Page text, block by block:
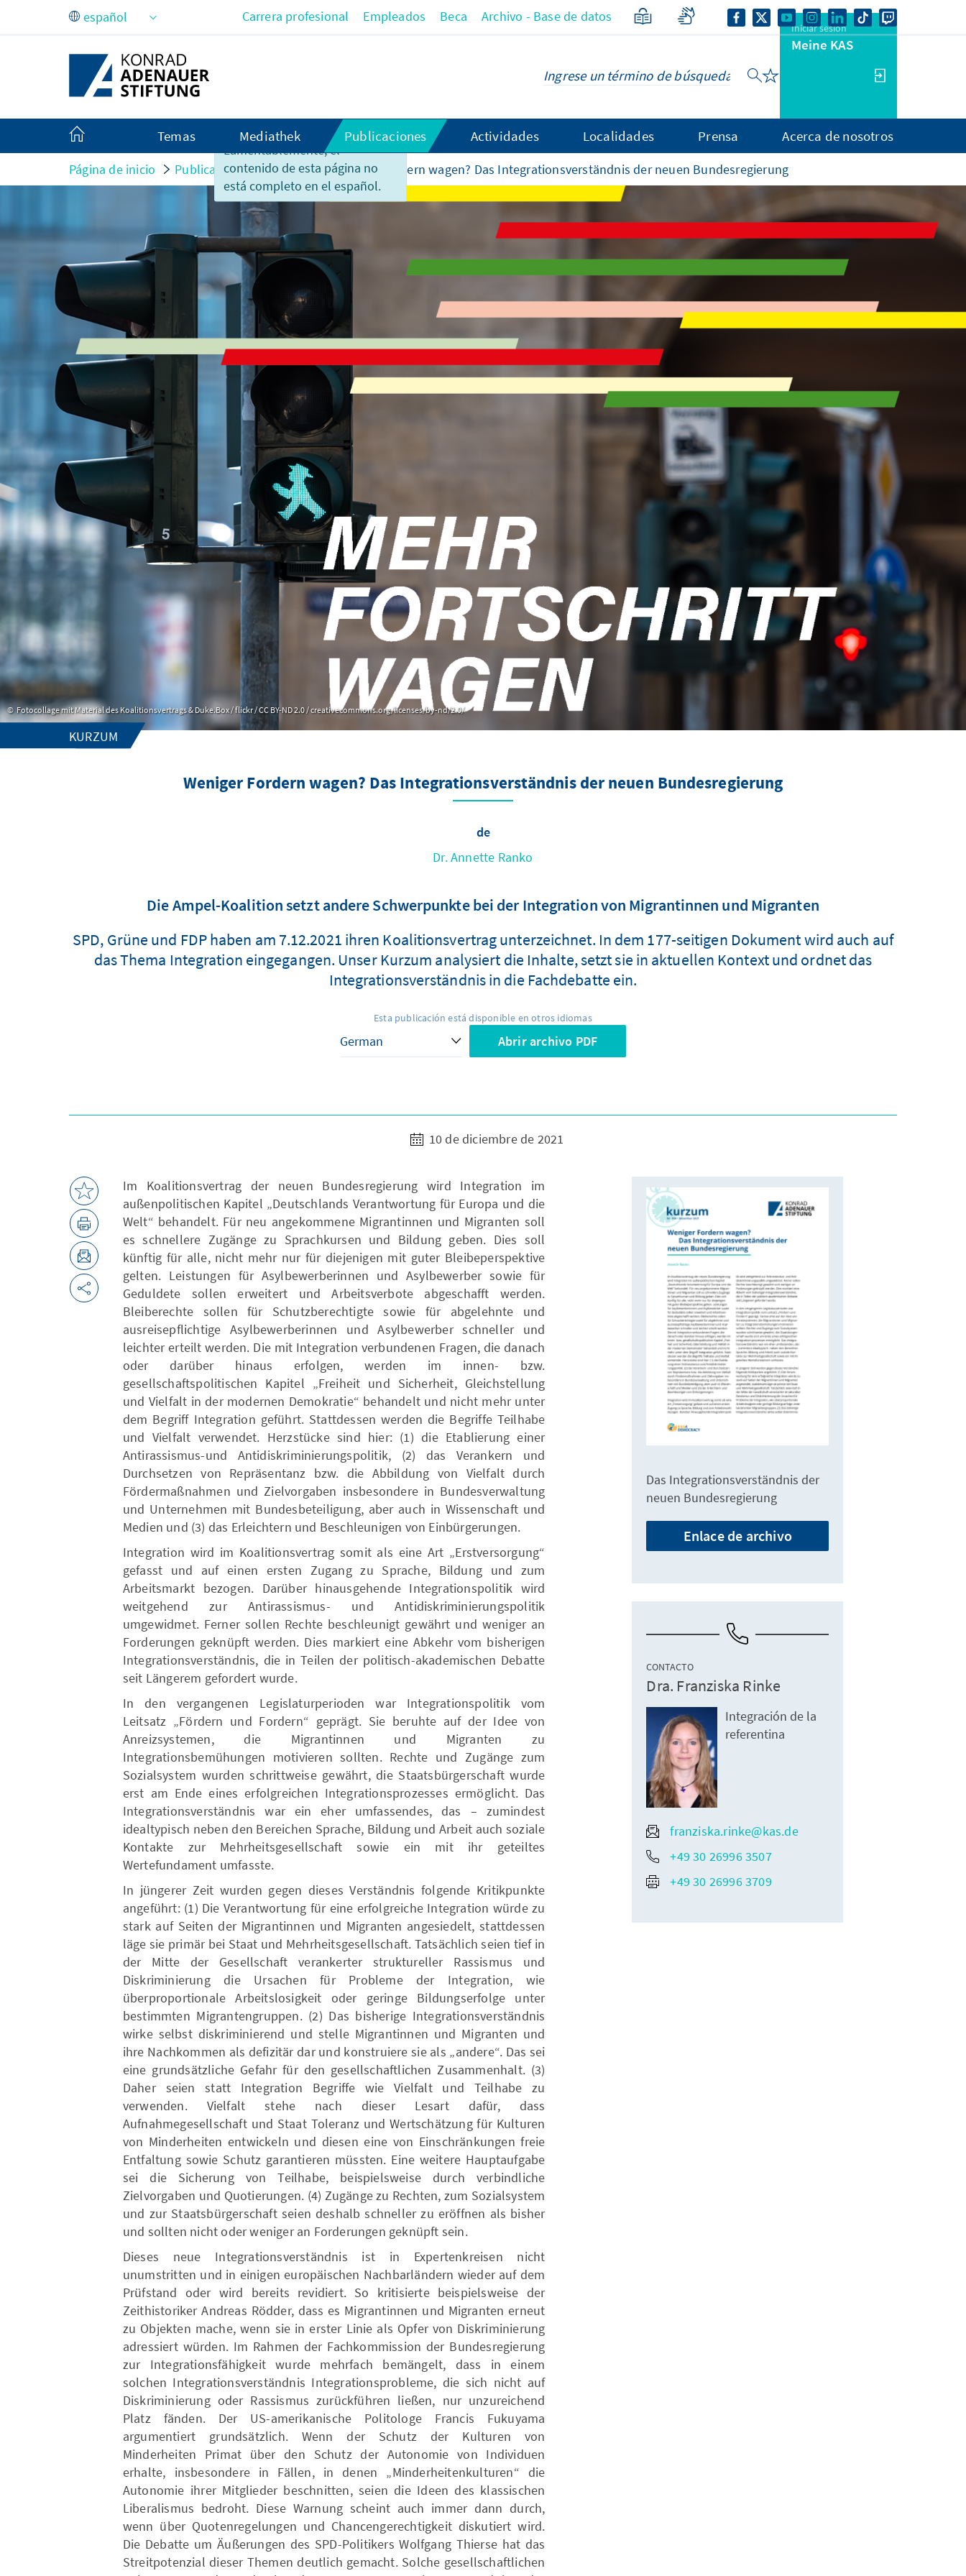
Saltar al contenido principal
Lamentablemente, el
contenido de esta página no
está completo en el español.
Carrera profesional Empleados Beca Archivo - Base de datos
Iniciar sesión
Meine KAS
Temas Mediathek Publicaciones Actividades Localidades Prensa Acerca de nosotros
Página de inicio Publicaciones kurzum Weniger Fordern wagen? Das Integrationsverständnis der neuen Bundesregierung
Fotocollage mit Material des Koalitionsvertrags & Duke.Box / flickr / CC BY-ND 2.0 / creativecommons.org/licenses/by-nd/2.0/
KURZUM
Weniger Fordern wagen? Das Integrationsverständnis der neuen Bundesregierung
de
Dr. Annette Ranko
Die Ampel-Koalition setzt andere Schwerpunkte bei der Integration von Migrantinnen und Migranten
SPD, Grüne und FDP haben am 7.12.2021 ihren Koalitionsvertrag unterzeichnet. In dem 177-seitigen Dokument wird auch auf
das Thema Integration eingegangen. Unser Kurzum analysiert die Inhalte, setzt sie in aktuellen Kontext und ordnet das
Integrationsverständnis in die Fachdebatte ein.
Esta publicación está disponible en otros idiomas
Abrir archivo PDF
10 de diciembre de 2021
Im Koalitionsvertrag der neuen Bundesregierung wird Integration im
außenpolitischen Kapitel „Deutschlands Verantwortung für Europa und die
Welt“ behandelt. Für neu angekommene Migrantinnen und Migranten soll
es schnellere Zugänge zu Sprachkursen und Bildung geben. Dies soll
künftig für alle, nicht mehr nur für diejenigen mit guter Bleibeperspektive
gelten. Leistungen für Asylbewerberinnen und Asylbewerber sowie für
Geduldete sollen erweitert und Arbeitsverbote abgeschafft werden.
Bleiberechte sollen für Schutzberechtigte sowie für abgelehnte und
ausreisepflichtige Asylbewerberinnen und Asylbewerber schneller und
leichter erteilt werden. Die mit Integration verbundenen Fragen, die danach
oder darüber hinaus erfolgen, werden im innen- bzw.
gesellschaftspolitischen Kapitel „Freiheit und Sicherheit, Gleichstellung
und Vielfalt in der modernen Demokratie“ behandelt und nicht mehr unter
dem Begriff Integration geführt. Stattdessen werden die Begriffe Teilhabe
und Vielfalt verwendet. Herzstücke sind hier: (1) die Etablierung einer
Antirassismus-und Antidiskriminierungspolitik, (2) das Verankern und
Durchsetzen von Repräsentanz bzw. die Abbildung von Vielfalt durch
Fördermaßnahmen und Zielvorgaben insbesondere in Bundesverwaltung
und Unternehmen mit Bundesbeteiligung, aber auch in Wissenschaft und
Medien und (3) das Erleichtern und Beschleunigen von Einbürgerungen.
Integration wird im Koalitionsvertrag somit als eine Art „Erstversorgung“
gefasst und auf einen ersten Zugang zu Sprache, Bildung und zum
Arbeitsmarkt bezogen. Darüber hinausgehende Integrationspolitik wird
weitgehend zur Antirassismus- und Antidiskriminierungspolitik
umgewidmet. Ferner sollen Rechte beschleunigt gewährt und weniger an
Forderungen geknüpft werden. Dies markiert eine Abkehr vom bisherigen
Integrationsverständnis, die in Teilen der politisch-akademischen Debatte
seit Längerem gefordert wurde.
In den vergangenen Legislaturperioden war Integrationspolitik vom
Leitsatz „Fördern und Fordern“ geprägt. Sie beruhte auf der Idee von
Anreizsystemen, die Migrantinnen und Migranten zu
Integrationsbemühungen motivieren sollten. Rechte und Zugänge zum
Sozialsystem wurden schrittweise gewährt, die Staatsbürgerschaft wurde
erst am Ende eines erfolgreichen Integrationsprozesses ermöglicht. Das
Integrationsverständnis war ein eher umfassendes, das – zumindest
idealtypisch neben den Bereichen Sprache, Bildung und Arbeit auch soziale
Kontakte zur Mehrheitsgesellschaft sowie ein mit ihr geteiltes
Wertefundament umfasste.
In jüngerer Zeit wurden gegen dieses Verständnis folgende Kritikpunkte
angeführt: (1) Die Verantwortung für eine erfolgreiche Integration würde zu
stark auf Seiten der Migrantinnen und Migranten angesiedelt, stattdessen
läge sie primär bei Staat und Mehrheitsgesellschaft. Tatsächlich seien tief in
der Mitte der Gesellschaft verankerter struktureller Rassismus und
Diskriminierung die Ursachen für Probleme der Integration, wie
überproportionale Arbeitslosigkeit oder geringe Bildungserfolge unter
bestimmten Migrantengruppen. (2) Das bisherige Integrationsverständnis
wirke selbst diskriminierend und stelle Migrantinnen und Migranten und
ihre Nachkommen als defizitär dar und konstruiere sie als „andere“. Das sei
eine grundsätzliche Gefahr für den gesellschaftlichen Zusammenhalt. (3)
Daher seien statt Integration Begriffe wie Vielfalt und Teilhabe zu
verwenden. Vielfalt stehe nach dieser Lesart dafür, dass
Aufnahmegesellschaft und Staat Toleranz und Wertschätzung für Kulturen
von Minderheiten entwickeln und diesen eine von Einschränkungen freie
Entfaltung sowie Schutz garantieren müssten. Eine weitere Hauptaufgabe
sei die Sicherung von Teilhabe, beispielsweise durch verbindliche
Zielvorgaben und Quotierungen. (4) Zugänge zu Rechten, zum Sozialsystem
und zur Staatsbürgerschaft seien deshalb schneller zu eröffnen als bisher
und sollten nicht oder weniger an Forderungen geknüpft sein.
Dieses neue Integrationsverständnis ist in Expertenkreisen nicht
unumstritten und in einigen europäischen Nachbarländern wieder auf dem
Prüfstand oder wird bereits revidiert. So kritisierte beispielsweise der
Zeithistoriker Andreas Rödder, dass es Migrantinnen und Migranten erneut
zu Objekten mache, wenn sie in erster Linie als Opfer von Diskriminierung
adressiert würden. Im Rahmen der Fachkommission der Bundesregierung
zur Integrationsfähigkeit wurde mehrfach bemängelt, dass in einem
solchen Integrationsverständnis Integrationsprobleme, die sich nicht auf
Diskriminierung oder Rassismus zurückführen ließen, nur unzureichend
Platz fänden. Der US-amerikanische Politologe Francis Fukuyama
argumentiert grundsätzlich. Wenn der Schutz der Kulturen von
Minderheiten Primat über den Schutz der Autonomie von Individuen
erhalte, insbesondere in Fällen, in denen „Minderheitenkulturen“ die
Autonomie ihrer Mitglieder beschnitten, seien die Ideen des klassischen
Liberalismus bedroht. Diese Warnung scheint auch immer dann durch,
wenn über Quotenregelungen und Chancengerechtigkeit diskutiert wird.
Die Debatte um Äußerungen des SPD-Politikers Wolfgang Thierse hat das
Streitpotenzial dieser Themen deutlich gemacht. Solche gesellschaftlichen
Das Integrationsverständnis der
neuen Bundesregierung
Enlace de archivo
CONTACTO
Dra. Franziska Rinke
Integración de la
referentina
franziska.rinke@kas.de
+49 30 26996 3507
+49 30 26996 3709